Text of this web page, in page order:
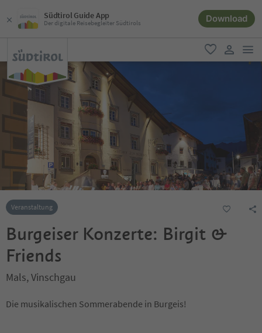
Südtirol Guide App
Der digitale Reisebegleiter Südtirols Download
favorit
user link
Veranstaltung
Burgeiser Konzerte: Birgit &
Friends
Mals, Vinschgau
Die musikalischen Sommerabende in Burgeis!